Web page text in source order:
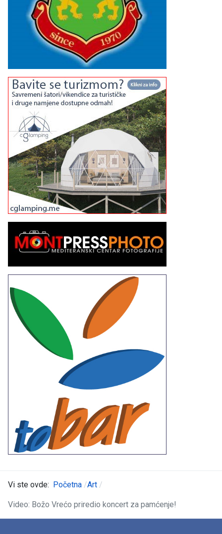
Vi ste ovde: Početna Art
Video: Božo Vrećo priredio koncert za pamćenje!